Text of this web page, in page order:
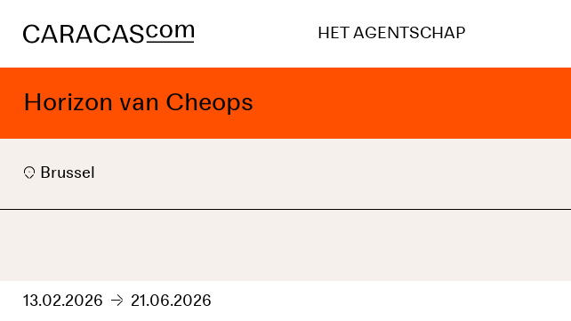
HET AGENTSCHAP
Horizon van Cheops
Brussel
13.02.2026 21.06.2026